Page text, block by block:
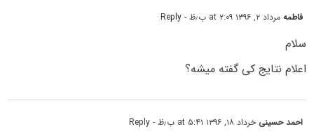
فاطمهمرداد ۲, ۱۳۹۶ at ۲:۰۹ ب٫ظ - Reply
سلام
اعلام نتایج کی گفته میشه؟
احمد حسینی خرداد ۱۸, ۱۳۹۶ at ۵:۴۱ ب٫ظ - Reply